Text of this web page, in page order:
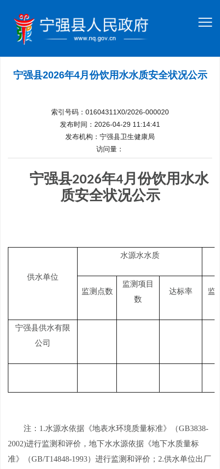
宁强县2026年4月份饮用水水质安全状况公示
索引号码：01604311X0/2026-000020
发布时间：2026-04-29 11:14:41
发布机构：宁强县卫生健康局
访问量：
宁强县2026年4月份饮用水水
质安全状况公示
供水单位
水源水水质
监测点数
监测项目
数
达标率 监
宁强县供水有限
公司
注： 1.水源水依据《地表水环境质量标准》（GB3838-
2002)进行监测和评价，地下水水源依据《地下水质量标
准》（GB/T14848-1993）进行监测和评价；2.供水单位出厂